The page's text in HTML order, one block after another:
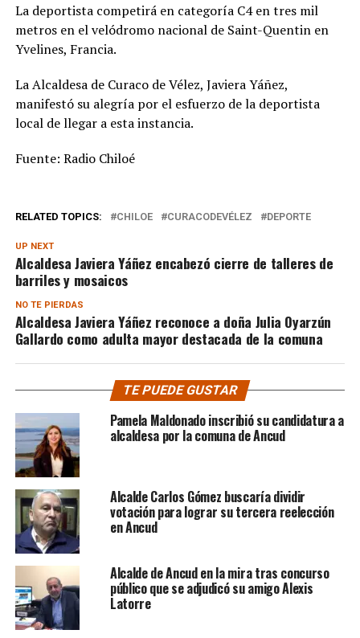
La deportista competirá en categoría C4 en tres mil
metros en el velódromo nacional de Saint-Quentin en
Yvelines, Francia.
La Alcaldesa de Curaco de Vélez, Javiera Yáñez,
manifestó su alegría por el esfuerzo de la deportista
local de llegar a esta instancia.
Fuente: Radio Chiloé
RELATED TOPICS: CHILOE CURACODEVÉLEZ DEPORTE
UP NEXT
Alcaldesa Javiera Yáñez encabezó cierre de talleres de
barriles y mosaicos
NO TE PIERDAS
Alcaldesa Javiera Yáñez reconoce a doña Julia Oyarzún
Gallardo como adulta mayor destacada de la comuna
TE PUEDE GUSTAR
Pamela Maldonado inscribió su candidatura a
alcaldesa por la comuna de Ancud
Alcalde Carlos Gómez buscaría dividir
votación para lograr su tercera reelección
en Ancud
Alcalde de Ancud en la mira tras concurso
público que se adjudicó su amigo Alexis
Latorre